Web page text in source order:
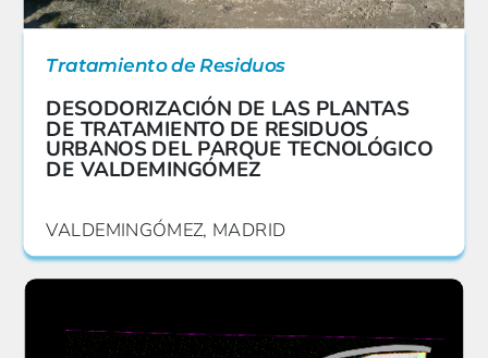
Tratamiento de Residuos
DESODORIZACIÓN DE LAS PLANTAS
DE TRATAMIENTO DE RESIDUOS
URBANOS DEL PARQUE TECNOLÓGICO
DE VALDEMINGÓMEZ
VALDEMINGÓMEZ, MADRID